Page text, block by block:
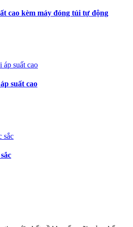
cao kèm máy đóng túi tự động
suất cao